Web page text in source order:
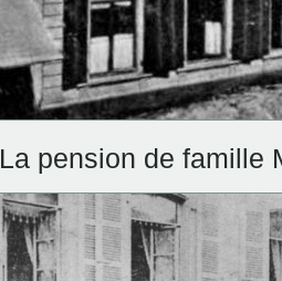
La pension de famille